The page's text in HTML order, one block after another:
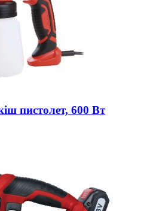
пистолет, 600 Вт